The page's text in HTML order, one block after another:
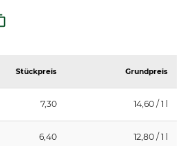
Stückpreis Grundpreis
7,30 14,60 / 1 l
6,40 12,80 / 1 l